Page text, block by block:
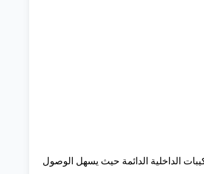
الداخلية الدائمة حيث يسهل الوصول